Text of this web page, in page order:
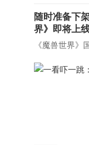
随时准备下
界》即将上
《魔兽世界》